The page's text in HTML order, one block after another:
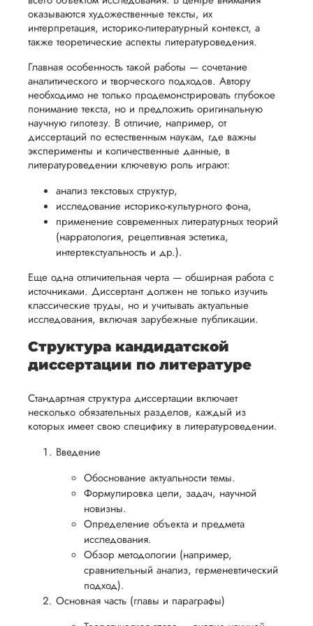
Кандидатская
диссертация
Дата:
Кандидатская по
машиностроению
нормально
со второго раза. В
первом случае,
проблемы с
несущественные
ошибки в
по поводу
чт...
Читать полный
Вид работы:
Кандидатская
диссертация
Заказывал диссер
информатике.
Регулярно сдавал
Презентацию и
доклад делал сам,
курс дела. Не
понравилось
презентации
и речи
перед
защитой.
Наша
цель -
обеспечить
вам
уверенность
в своей
работе и
помочь
вам
успешно
процесс
защиты
научной
будет
возвращена
Мы
стремимся
осуществлять
процесс
возврата
способом,
удобным
для вас,
разумные
сроки
после
утверждения
запроса
возврат.
и
договоримся
выполнения,
чтобы
учесть
все
аспекты
написания
работы.
оказываются художественные тексты, их
интерпретация, историко-литературный контекст, а
также теоретические аспекты литературоведения.
Главная особенность такой работы — сочетание
аналитического и творческого подходов. Автору
необходимо не только продемонстрировать глубокое
понимание текста, но и предложить оригинальную
научную гипотезу. В отличие, например, от
диссертаций по естественным наукам, где важны
эксперименты и количественные данные, в
литературоведении ключевую роль играют:
анализ текстовых структур,
исследование историко-культурного фона,
применение современных литературных теорий
(нарратология, рецептивная эстетика,
интертекстуальность и др.).
Еще одна отличительная черта — обширная работа с
источниками. Диссертант должен не только изучить
классические труды, но и учитывать актуальные
исследования, включая зарубежные публикации.
Структура кандидатской
диссертации по литературе
Стандартная структура диссертации включает
несколько обязательных разделов, каждый из
которых имеет свою специфику в литературоведении.
Введение
Обоснование актуальности темы.
Формулировка цели, задач, научной
новизны.
Определение объекта и предмета
исследования.
Обзор методологии (например,
сравнительный анализ, герменевтический
подход).
Основная часть (главы и параграфы)